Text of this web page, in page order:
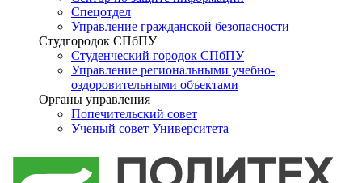
Спецотдел
Управление гражданской безопасности
Студгородок СПбПУ
Студенческий городок СПбПУ
Управление региональными учебно-
оздоровительными объектами
Органы управления
Попечительский совет
Ученый совет Университета